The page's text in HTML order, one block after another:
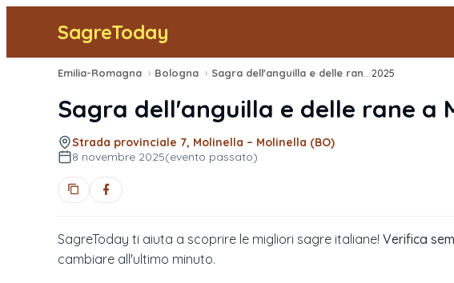
SagreToday
Emilia-Romagna › Bologna › ›
2025
Sagra dell'anguilla e delle rane a
Strada provinciale 7, Molinella – Molinella (BO)
8 novembre 2025(evento passato)
SagreToday ti aiuta a scoprire le migliori sagre italiane! Verifica
cambiare all'ultimo minuto.